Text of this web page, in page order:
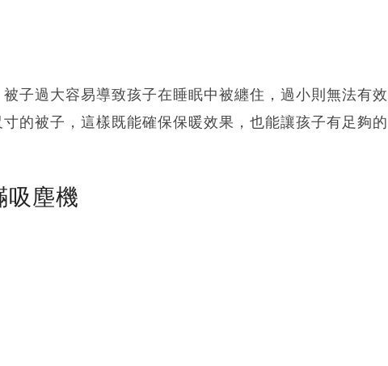
子過大容易導致孩子在睡眠中被纏住，過小則無法有效
的被子，這樣既能確保保暖效果，也能讓孩子有足夠的
吸塵機